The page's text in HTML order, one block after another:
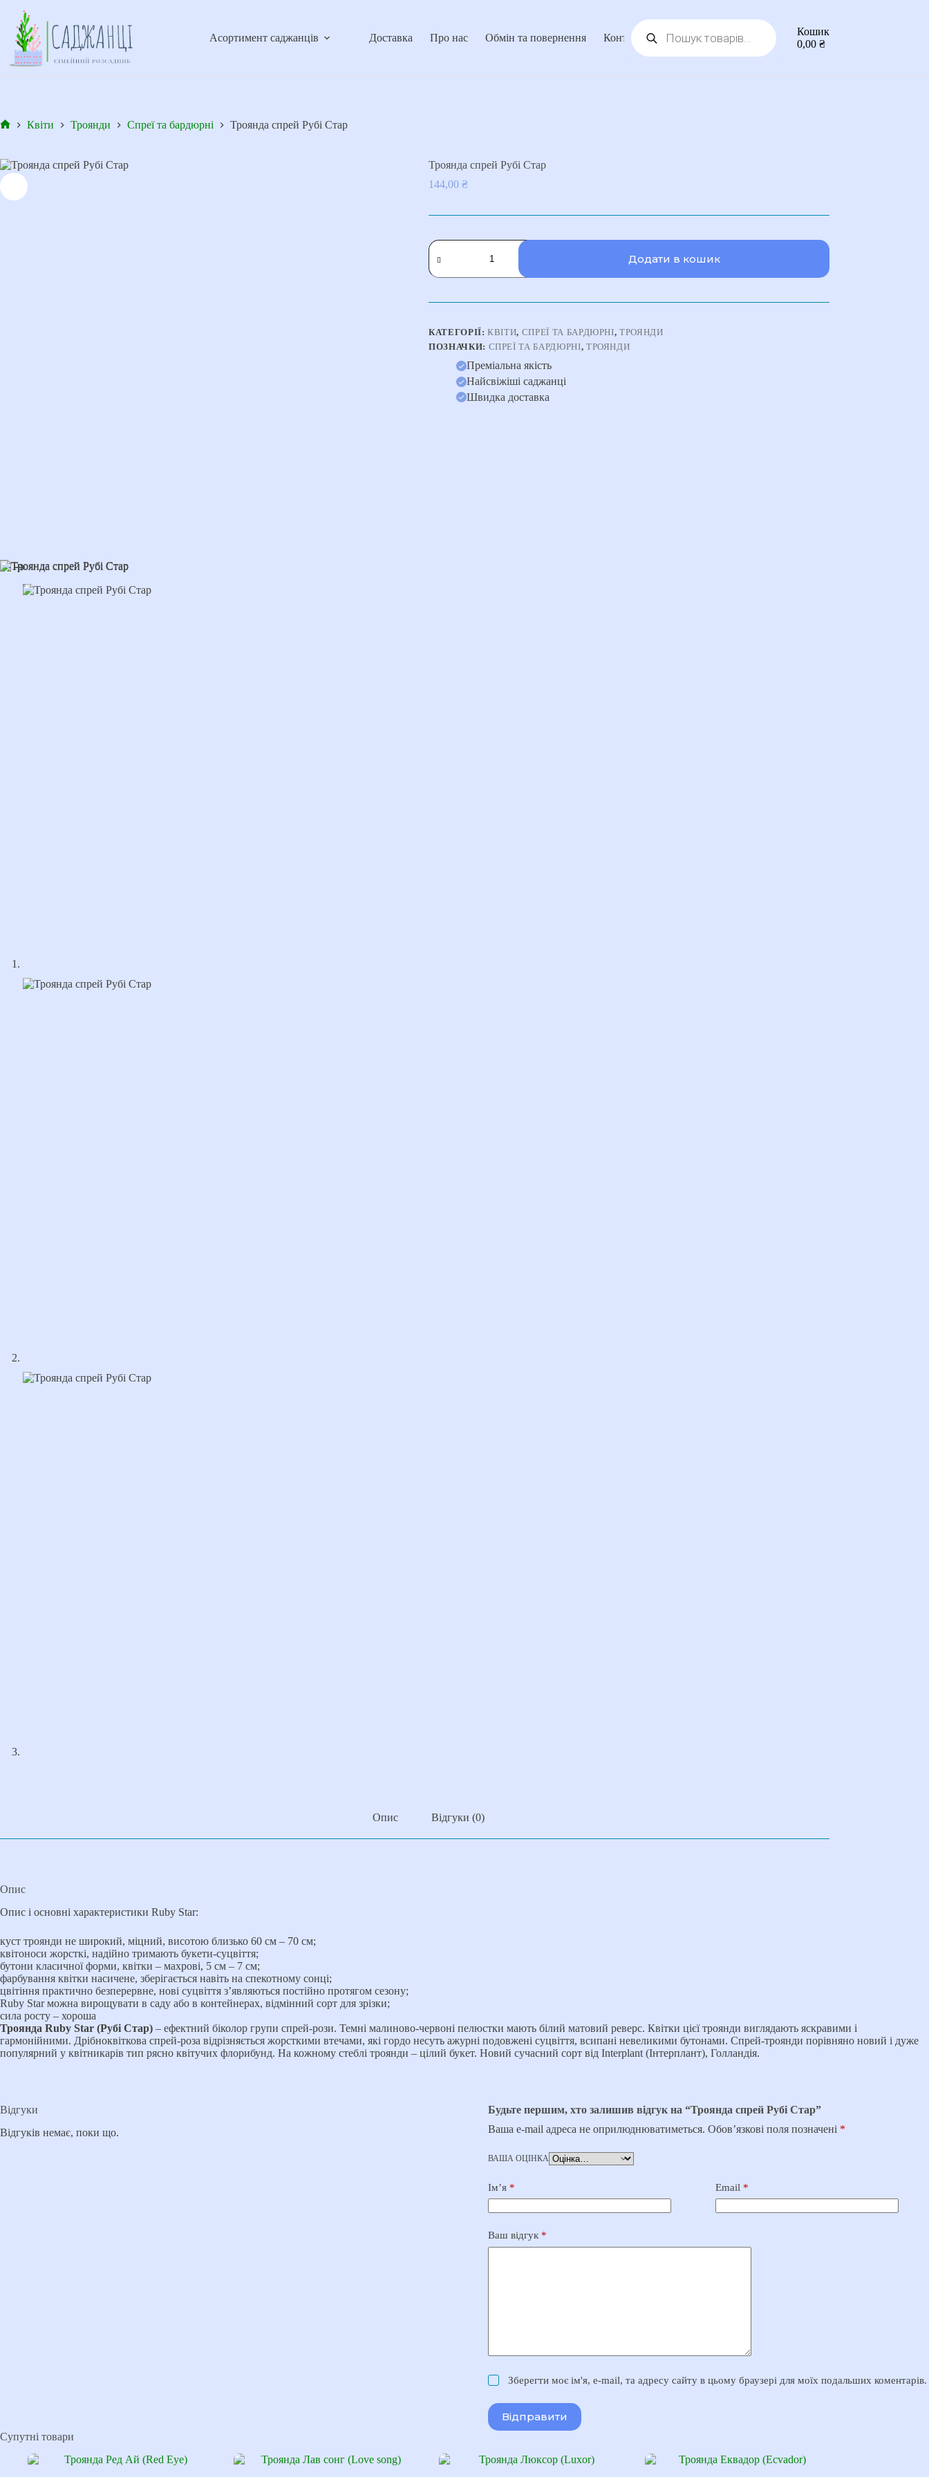
вмісту
Асортимент саджанців Доставка Про нас Обмін та повернення Контакти
Пошук
товарів
Кошик
0,00 ₴
Квіти Троянди Спреї та бардюрні Троянда спрей Рубі Стар
Троянда спрей Рубі Стар
144,00 ₴
Троянда спрей
Рубі
Стар
кількість
Додати в кошик
КАТЕГОРІЇ:КВІТИ, СПРЕЇ ТА БАРДЮРНІ,ТРОЯНДИ
ПОЗНАЧКИ: СПРЕЇ ТА БАРДЮРНІ, ТРОЯНДИ
Преміальна якість
Найсвіжіші саджанці
Швидка доставка
Опис Відгуки (0)
Опис
Опис і основні характеристики Ruby Star:
куст троянди не широкий, міцний, висотою близько 60 см – 70 см;
квітоноси жорсткі, надійно тримають букети-суцвіття;
бутони класичної форми, квітки – махрові, 5 см – 7 см;
фарбування квітки насичене, зберігається навіть на спекотному сонці;
цвітіння практично безперервне, нові суцвіття з’являються постійно протягом сезону;
Ruby Star можна вирощувати в саду або в контейнерах, відмінний сорт для зрізки;
сила росту – хороша
Троянда Ruby Star (Рубі Стар) – ефектний біколор групи спрей-рози. Темні малиново-червоні пелюстки мають білий матовий реверс. Квітки цієї троянди виглядають яскравими і
гармонійними. Дрібноквіткова спрей-роза відрізняється жорсткими втечами, які гордо несуть ажурні подовжені суцвіття, всипані невеликими бутонами. Спрей-троянди порівняно новий і дуже
популярний у квітникарів тип рясно квітучих флорибунд. На кожному стеблі троянди – цілий букет. Новий сучасний сорт від Interplant (Інтерплант), Голландія.
Відгуки
Відгуків немає, поки що.
Будьте першим, хто залишив відгук на “Троянда спрей Рубі Стар”
Ваша e-mail адреса не оприлюднюватиметься. Обов’язкові поля позначені *
ВАША ОЦІНКА
Ім’я* Email *
Ваш відгук *
Зберегти моє ім'я, e-mail, та адресу сайту в цьому браузері для моїх подальших коментарів.
Відправити
Супутні товари